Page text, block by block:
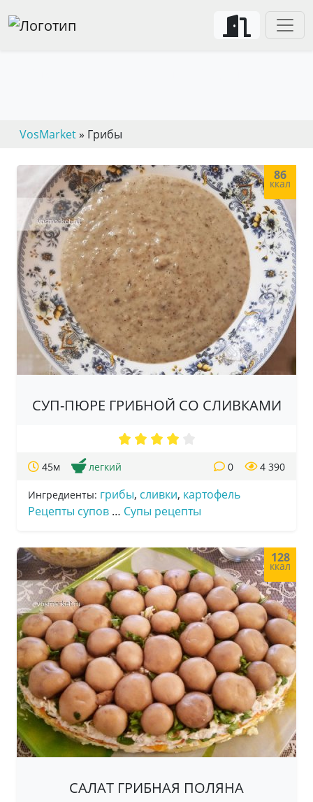
VosMarket» Грибы
86
ккал
СУП-ПЮРЕ ГРИБНОЙ СО СЛИВКАМИ
45м легкий 4 390
0
Ингредиенты: грибы, сливки, картофель
Рецепты супов … Супы рецепты
128
ккал
САЛАТ ГРИБНАЯ ПОЛЯНА